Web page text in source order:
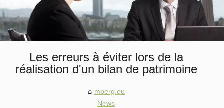
Les erreurs à éviter lors de la
réalisation d'un bilan de patrimoine
mberg.eu
News